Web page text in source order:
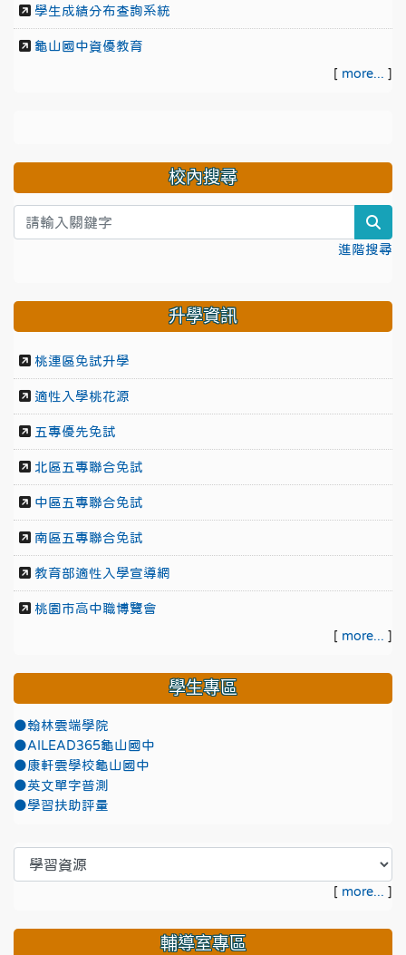
學生成績分布查詢系統
龜山國中資優教育
[ more... ]
校內搜尋
進階搜尋
升學資訊
桃連區免試升學
適性入學桃花源
五專優先免試
北區五專聯合免試
中區五專聯合免試
南區五專聯合免試
教育部適性入學宣導網
桃園市高中職博覽會
[ more... ]
學生專區
●翰林雲端學院
●AILEAD365龜山國中
●康軒雲學校龜山國中
●英文單字普測
●學習扶助評量
[ more... ]
輔導室專區